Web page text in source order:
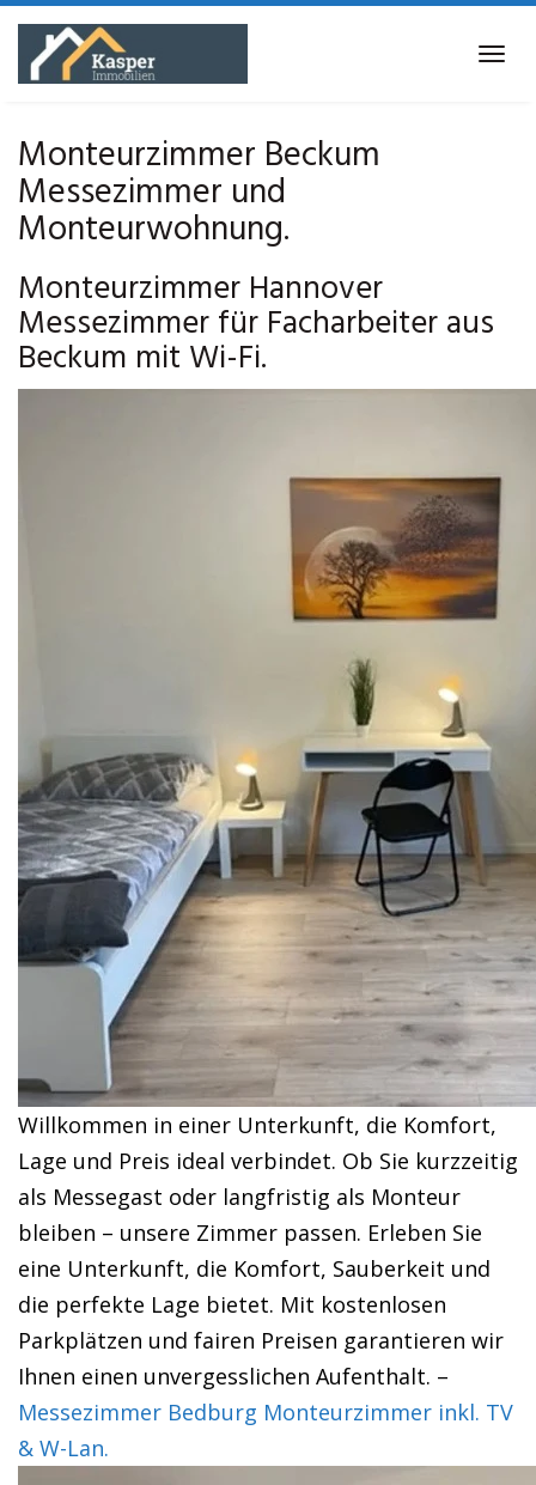
Skip
main
Monteurzimmer Beckum
Messezimmer und
Monteurwohnung.
Monteurzimmer Hannover
Messezimmer für Facharbeiter aus
Beckum mit Wi-Fi.
Willkommen in einer Unterkunft, die Komfort,
Lage und Preis ideal verbindet. Ob Sie kurzzeitig
als Messegast oder langfristig als Monteur
bleiben – unsere Zimmer passen. Erleben Sie
eine Unterkunft, die Komfort, Sauberkeit und
die perfekte Lage bietet. Mit kostenlosen
Parkplätzen und fairen Preisen garantieren wir
Ihnen einen unvergesslichen Aufenthalt. –
Messezimmer Bedburg Monteurzimmer inkl. TV
& W-Lan.